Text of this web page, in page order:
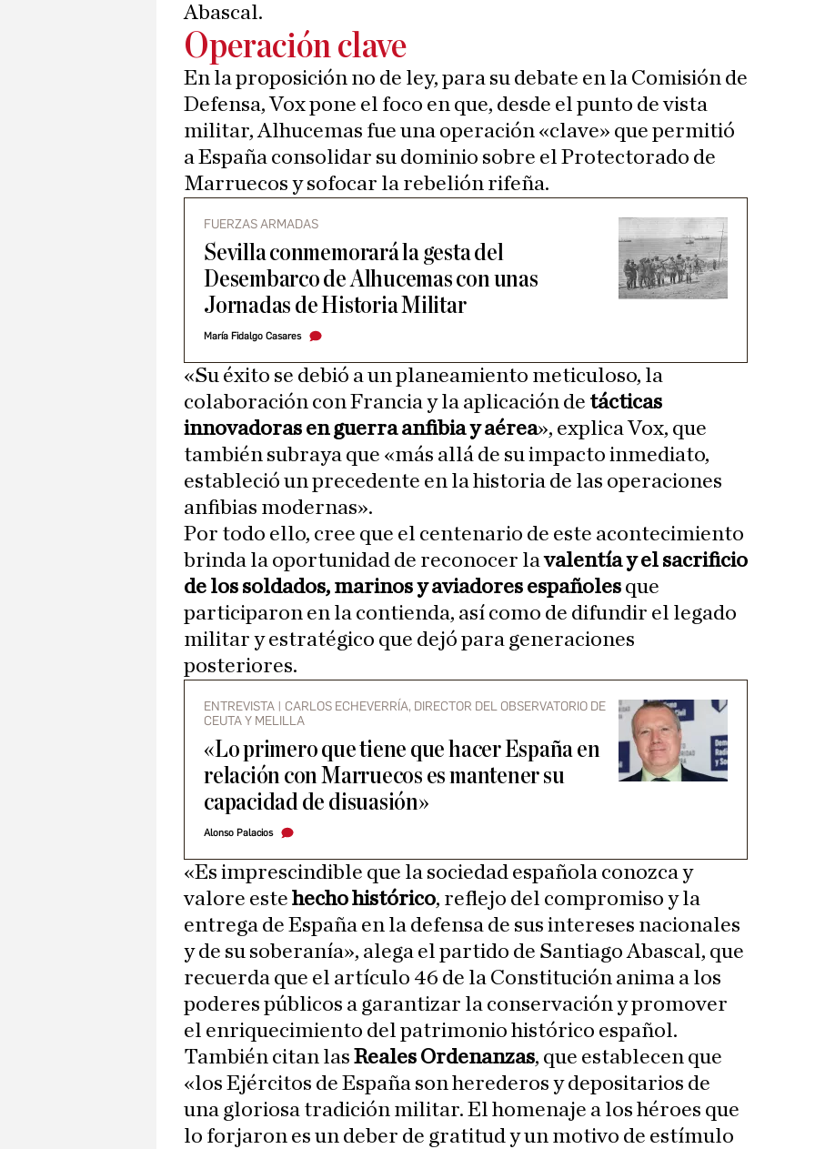
Abascal.
Operación clave
En la proposición no de ley, para su debate en la Comisión de
Defensa, Vox pone el foco en que, desde el punto de vista
militar, Alhucemas fue una operación «clave» que permitió
a España consolidar su dominio sobre el Protectorado de
Marruecos y sofocar la rebelión rifeña.
FUERZAS ARMADAS
Sevilla conmemorará la gesta del
Desembarco de Alhucemas con unas
Jornadas de Historia Militar
María Fidalgo Casares
«Su éxito se debió a un planeamiento meticuloso, la
colaboración con Francia y la aplicación de tácticas
innovadoras en guerra anfibia y aérea», explica Vox, que
también subraya que «más allá de su impacto inmediato,
estableció un precedente en la historia de las operaciones
anfibias modernas».
Por todo ello, cree que el centenario de este acontecimiento
brinda la oportunidad de reconocer lavalentía y el sacrificio
de los soldados, marinos y aviadores españoles que
participaron en la contienda, así como de difundir el legado
militar y estratégico que dejó para generaciones
posteriores.
ENTREVISTA | CARLOS ECHEVERRÍA, DIRECTOR DEL OBSERVATORIO DE
CEUTA Y MELILLA
«Lo primero que tiene que hacer España en
relación con Marruecos es mantener su
capacidad de disuasión»
Alonso Palacios
«Es imprescindible que la sociedad española conozca y
valore este hecho histórico, reflejo del compromiso y la
entrega de España en la defensa de sus intereses nacionales
y de su soberanía», alega el partido de Santiago Abascal, que
recuerda que el artículo 46 de la Constitución anima a los
poderes públicos a garantizar la conservación y promover
el enriquecimiento del patrimonio histórico español.
También citan las Reales Ordenanzas, que establecen que
«los Ejércitos de España son herederos y depositarios de
una gloriosa tradición militar. El homenaje a los héroes que
lo forjaron es un deber de gratitud y un motivo de estímulo